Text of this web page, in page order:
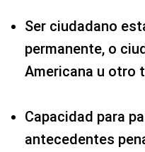
Ser ciudadano
permanente, o
Americana u otro
Capacidad para
antecedentes